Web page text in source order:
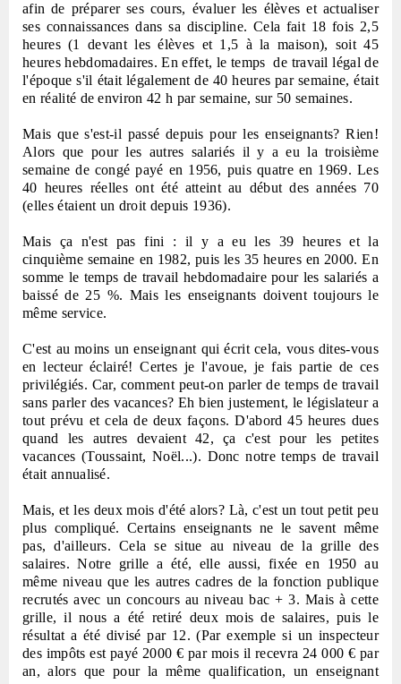
afin de préparer ses cours, évaluer les élèves et actualiser
ses connaissances dans sa discipline. Cela fait 18 fois 2,5
heures (1 devant les élèves et 1,5 à la maison), soit 45
heures hebdomadaires. En effet, le temps de travail légal de
l'époque s'il était légalement de 40 heures par semaine, était
en réalité de environ 42 h par semaine, sur 50 semaines.
Mais que s'est-il passé depuis pour les enseignants? Rien!
Alors que pour les autres salariés il y a eu la troisième
semaine de congé payé en 1956, puis quatre en 1969. Les
40 heures réelles ont été atteint au début des années 70
(elles étaient un droit depuis 1936).
Mais ça n'est pas fini : il y a eu les 39 heures et la
cinquième semaine en 1982, puis les 35 heures en 2000. En
somme le temps de travail hebdomadaire pour les salariés a
baissé de 25 %. Mais les enseignants doivent toujours le
même service.
C'est au moins un enseignant qui écrit cela, vous dites-vous
en lecteur éclairé! Certes je l'avoue, je fais partie de ces
privilégiés. Car, comment peut-on parler de temps de travail
sans parler des vacances? Eh bien justement, le législateur a
tout prévu et cela de deux façons. D'abord 45 heures dues
quand les autres devaient 42, ça c'est pour les petites
vacances (Toussaint, Noël...). Donc notre temps de travail
était annualisé.
Mais, et les deux mois d'été alors? Là, c'est un tout petit peu
plus compliqué. Certains enseignants ne le savent même
pas, d'ailleurs. Cela se situe au niveau de la grille des
salaires. Notre grille a été, elle aussi, fixée en 1950 au
même niveau que les autres cadres de la fonction publique
recrutés avec un concours au niveau bac + 3. Mais à cette
grille, il nous a été retiré deux mois de salaires, puis le
résultat a été divisé par 12. (Par exemple si un inspecteur
des impôts est payé 2000 € par mois il recevra 24 000 € par
an, alors que pour la même qualification, un enseignant